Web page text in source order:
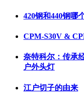
420钢和440钢哪
CPM-S30V &
奈特科尔：传承
户外头灯
江户切子的由来